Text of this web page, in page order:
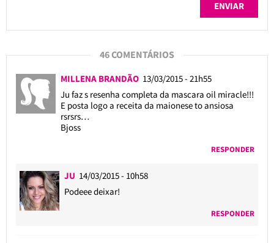
46 COMENTÁRIOS
MILLENA BRANDÃO 13/03/2015 - 21h55
Ju faz s resenha completa da mascara oil miracle!!!
E posta logo a receita da maionese to ansiosa
rsrsrs…
Bjoss
RESPONDER
JU 14/03/2015 - 10h58
Podeee deixar!
RESPONDER